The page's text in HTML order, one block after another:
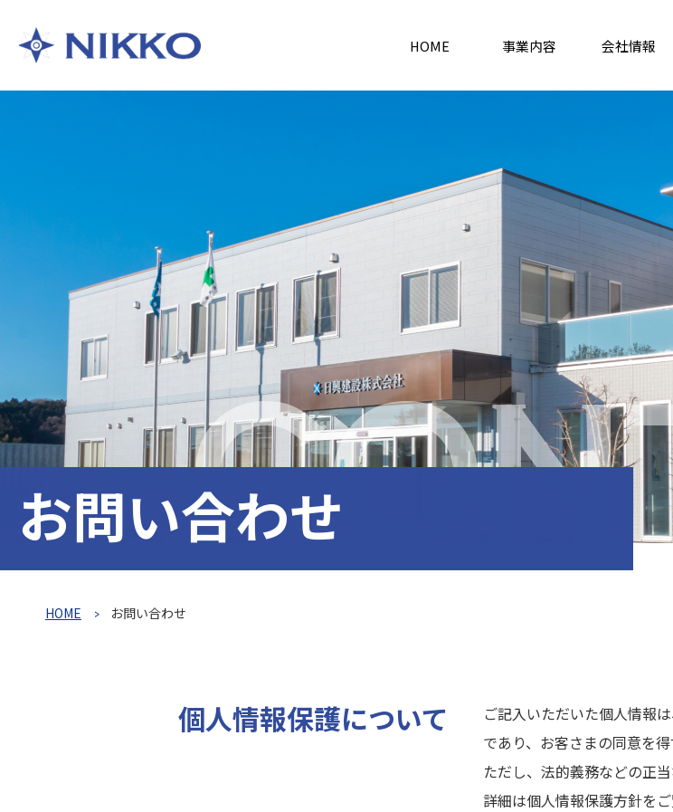
HOME 事業内容 会社情報
お問い合わせ
HOME お問い合わせ
個人情報保護について
ご記入いただいた個人情報
であり、お客さまの同意を
ただし、法的義務などの正
詳細は個人情報保護方針をご